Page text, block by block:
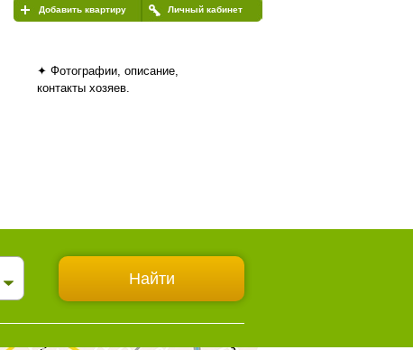
Личный кабинет
Добавить квартиру
✦ Фотографии, описание,
контакты хозяев.